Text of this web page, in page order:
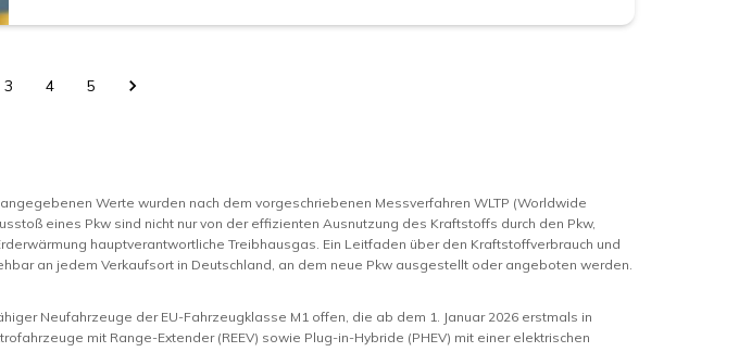
3 4 5
Werte wurden nach dem vorgeschriebenen Messverfahren WLTP (Worldwide
eines Pkw sind nicht nur von der effizienten Ausnutzung des Kraftstoffs durch den Pkw,
hauptverantwortliche Treibhausgas. Ein Leitfaden über den Kraftstoffverbrauch und
an jedem Verkaufsort in Deutschland, an dem neue Pkw ausgestellt oder angeboten werden.
Neufahrzeuge der EU-Fahrzeugklasse M1 offen, die ab dem 1. Januar 2026 erstmals in
mit Range-Extender (REEV) sowie Plug-in-Hybride (PHEV) mit einer elektrischen